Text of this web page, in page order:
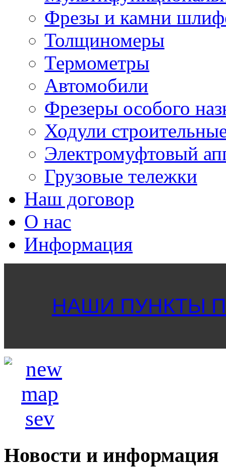
Фрезы и камни
Толщиномеры
Термометры
Автомобили
Фрезеры особого
Ходули
Электромуфтовый
Грузовые тележки
Наш договор
О нас
Информация
НАШИ ПУНКТЫ
Новости и информация